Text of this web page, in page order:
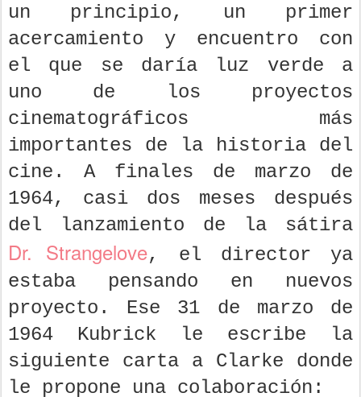
un principio, un primer
acercamiento y encuentro con
el que se daría luz verde a
uno de los proyectos
cinematográficos más
importantes de la historia del
cine. A finales de marzo de
1964, casi dos meses después
del lanzamiento de la sátira
Dr. Strangelove, el director ya
estaba pensando en nuevos
proyecto. Ese 31 de marzo de
1964 Kubrick le escribe la
siguiente carta a Clarke donde
le propone una colaboración: